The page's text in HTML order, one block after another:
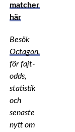
matcherna
här
Besök
Octagon.bet
för fajt-
odds,
statistik
och
senaste
nytt om